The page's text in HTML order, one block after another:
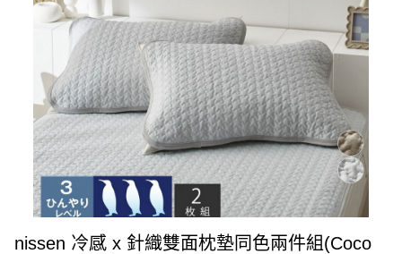
nissen 冷感 x 針織雙面枕墊同色兩件組(Coco